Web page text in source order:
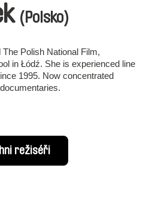
(Polsko)
Polish National Film,
in Łódź. She is experienced line
1995. Now concentrated
režiséři